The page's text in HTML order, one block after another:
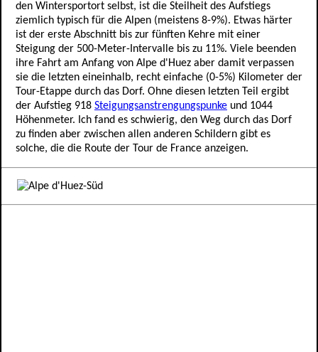
den Wintersportort selbst, ist die Steilheit des Aufstiegs
ziemlich typisch für die Alpen (meistens 8-9%). Etwas härter
ist der erste Abschnitt bis zur fünften Kehre mit einer
Steigung der 500-Meter-Intervalle bis zu 11%. Viele beenden
ihre Fahrt am Anfang von Alpe d'Huez aber damit verpassen
sie die letzten eineinhalb, recht einfache (0-5%) Kilometer der
Tour-Etappe durch das Dorf. Ohne diesen letzten Teil ergibt
der Aufstieg 918 Steigungsanstrengungspunke und 1044
Höhenmeter. Ich fand es schwierig, den Weg durch das Dorf
zu finden aber zwischen allen anderen Schildern gibt es
solche, die die Route der Tour de France anzeigen.